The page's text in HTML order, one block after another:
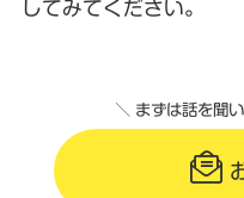
してみてください。
＼ まずは話を聞